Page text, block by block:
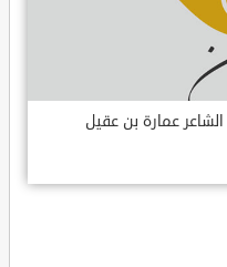
عمارة بن عقيل